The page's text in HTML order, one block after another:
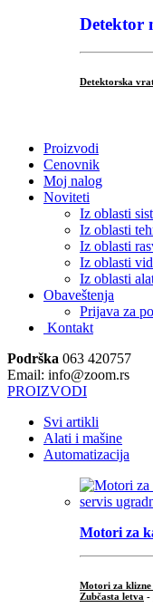
Detektor
Detektorska
Proizvodi
Cenovnik
Moj nalog
Noviteti
Iz oblasti
Iz oblasti
Iz oblasti
Iz oblasti
Iz oblasti
Obaveštenja
Prijava za
Kontakt
Podrška 063 420757
Email: info@zoom.rs
PROIZVODI
Svi artikli
Alati i mašine
Automatizacija
Motori za
Motori za
Zubčasta letva -